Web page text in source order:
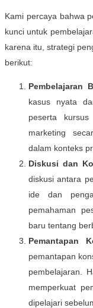
Kami percaya bahwa
kunci untuk
karena itu, strategi
berikut:
Pembelajaran
kasus nyata
peserta
marketing
dalam konteks
Diskusi dan
diskusi antara
ide dan
pemahaman
baru tentang
Pemantapan
pemantapan
pembelajaran.
memperkuat
dipelajari